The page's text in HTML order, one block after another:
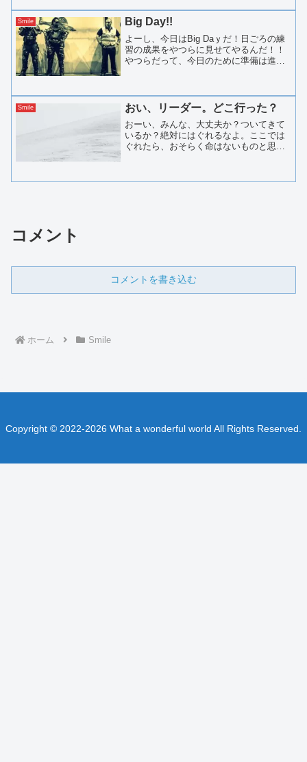
じで思いっきり伸ばしちゃう。お店でこ
んなことをすると、すぐに...
Smile Big Day!!
よーし、今日はBig Daｙだ！日ごろの練
習の成果をやつらに見せてやるんだ！！
やつらだって、今日のために準備は進め
を吐くぐらいに。。。って、おい！！！
お前、なんだその格...
Smile おい、リーダー。どこ行った？
おーい、みんな、大丈夫か？ついてきて
いるか？絶対にはぐれるなよ。ここでは
ぐれたら、おそらく命はないものと思
れ、もしかしてパワハラじゃないか？い
コメント
コメントを書き込む
ホーム Smile
Copyright © 2022-2026 What a wonderful world All Rights Reserved.